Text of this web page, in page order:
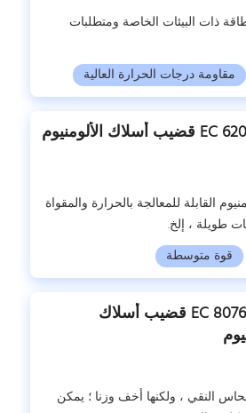
ذات البيئات الخاصة ومتطلبات
مقاومة درجات الحرارة العالية
القابلة للمعالجة بالحرارة والمقواة
طويلة ، إلخ.
قوة متوسطة
8030 8076 EC قضيب أسلاك
النقي ، ولكنها أخف وزنا ؛ يمكن